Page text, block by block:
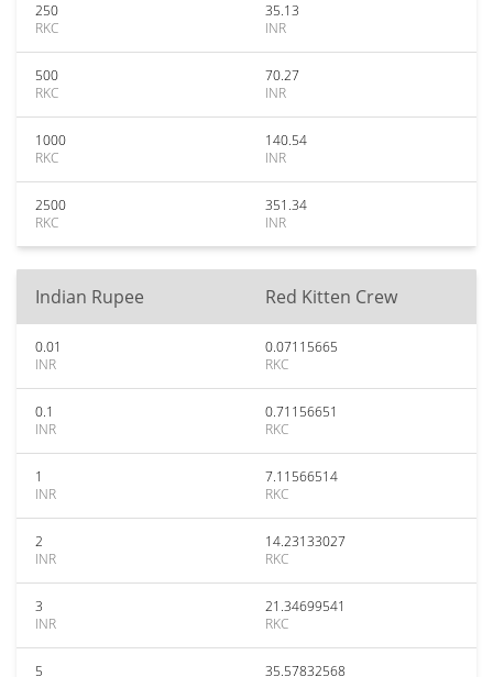
250
RKC
35.13
INR
500
RKC
70.27
INR
1000
RKC
140.54
INR
2500
RKC
351.34
INR
Indian Rupee Red Kitten Crew
0.01
INR
0.07115665
RKC
0.1
INR
0.71156651
RKC
1
INR
7.11566514
RKC
2
INR
14.23133027
RKC
3
INR
21.34699541
RKC
5
35.57832568